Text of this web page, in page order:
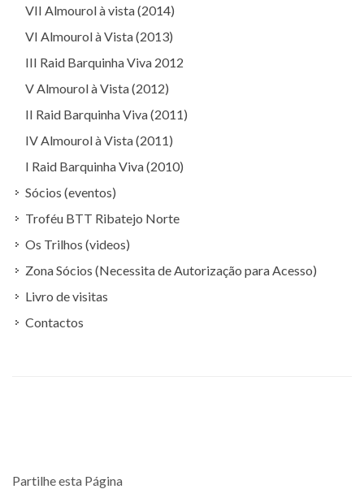
VII Almourol à vista (2014)
VI Almourol à Vista (2013)
III Raid Barquinha Viva 2012
V Almourol à Vista (2012)
II Raid Barquinha Viva (2011)
IV Almourol à Vista (2011)
I Raid Barquinha Viva (2010)
Sócios (eventos)
Troféu BTT Ribatejo Norte
Os Trilhos (videos)
Zona Sócios (Necessita de Autorização para Acesso)
Livro de visitas
Contactos
Partilhe esta Página